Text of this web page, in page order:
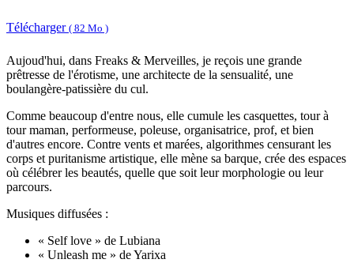
Télécharger ( 82 Mo )
Aujoud'hui, dans Freaks & Merveilles, je reçois une grande
prêtresse de l'érotisme, une architecte de la sensualité, une
boulangère-patissière du cul.
Comme beaucoup d'entre nous, elle cumule les casquettes, tour à
tour maman, performeuse, poleuse, organisatrice, prof, et bien
d'autres encore. Contre vents et marées, algorithmes censurant les
corps et puritanisme artistique, elle mène sa barque, crée des espaces
où célébrer les beautés, quelle que soit leur morphologie ou leur
parcours.
Musiques diffusées :
« Self love » de Lubiana
« Unleash me » de Yarixa